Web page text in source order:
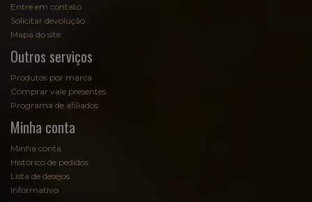
Entre em contato
Solicitar devolução
Mapa do site
Outros serviços
Produtos por marca
Comprar vale presentes
Programa de afiliados
Minha conta
Minha conta
Histórico de pedidos
Lista de desejos
Informativo